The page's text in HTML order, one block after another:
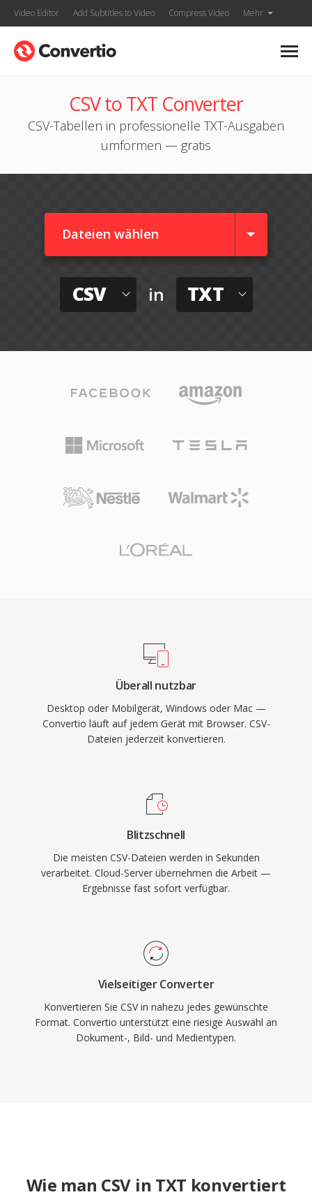
Video Editor Add Subtitles to Video Compress Video Mehr
CSV to TXT Converter
CSV-Tabellen in professionelle TXT-Ausgaben
umformen — gratis
Dateien wählen
CSV in TXT
Überall nutzbar
Desktop oder Mobilgerät, Windows oder Mac —
Convertio läuft auf jedem Gerät mit Browser. CSV-
Dateien jederzeit konvertieren.
Blitzschnell
Die meisten CSV-Dateien werden in Sekunden
verarbeitet. Cloud-Server übernehmen die Arbeit —
Ergebnisse fast sofort verfügbar.
Vielseitiger Converter
Konvertieren Sie CSV in nahezu jedes gewünschte
Format. Convertio unterstützt eine riesige Auswahl an
Dokument-, Bild- und Medientypen.
Wie man CSV in TXT konvertiert